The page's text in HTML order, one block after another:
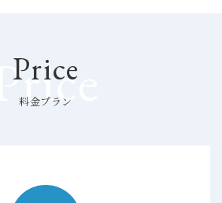
Price
料金プラン
Price